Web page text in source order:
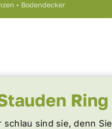
• Bodendecker
Ring
sind sie, denn Sie